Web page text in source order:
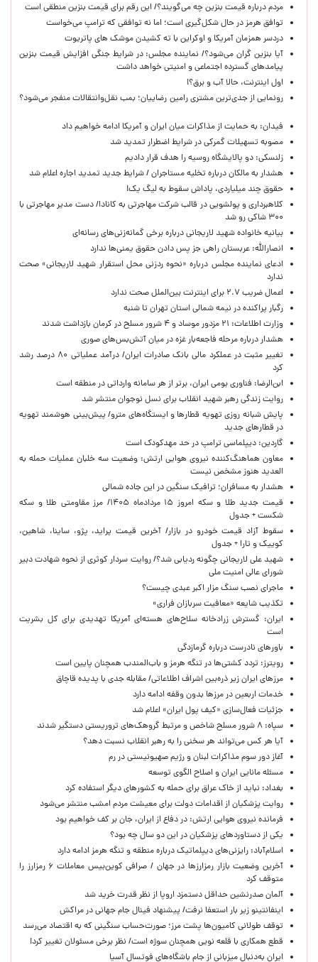
مردم درباره قیمت بنزین چه می‌گویند؟/ این رقم برای قیمت بنزین منطقی است
توافق هرمز در حال شکل‌گیری است؛ اما نه توافقی که ترامپ می‌خواست
دردسر همزمان آمریکا و اوکراین با ته کشیدن موشک های پاتریوت
آیا بنزین گران می‌شود؟/ نماینده مجلس: در شرایط جنگی افزایش قیمت بنزین
پیامدهای گسترده اجتماعی و امنیتی خواهد داشت
اول اینترنت، حالا آب و برق؟!
رونمایی از جدی‌ترین مشتری رامین رضاییان؛ بمب نقل‌وانتقالات منفجر می‌شود؟
فیدان: به حمایت از مذاکرات میان ایران و آمریکا ادامه خواهیم داد
مصوبه تسهیلات گمرکی در شرایط اضطرار تمدید شد
زلنسکی: دو پالایشگاه روسیه را هدف قرار دادیم
هشدار به مالکان درباره تخلیه مستاجران / شرایط جدید تمدید اجاره اعلام شد
حقوق چند میلیاردی، پاداش سقوط به لیگ یک!
کلاهبرداری و پولشویی در قالب شرکت مهاجرتی به کانادا/ دست مدیر مهاجرتی با
۳۰۰ شاکی رو شد
بیانیه خانواده شهید لاریجانی درباره برخی گمانه‌زنی‌های رسانه‌ای
انصارالله: عربستان راهی جز پس دادن حقوق یمنی‌ها ندارد
ادعای نماینده مجلس درباره «نحوه ردزنی محل استقرار شهید لاریجانی» صحت
ندارد
اعمال ضریب ۲.۷ برای اینترنت بین‌الملل صحت ندارد
رگبار پراکنده در نیمه شمالی استان تهران تا شنبه
وزارت اطلاعات: ۲۱ مزدور موساد و ۴ شرور مسلح در کرمان بازداشت شدند
هشدار درباره مرحله فاجعه‌بار غزه در میان آتش‌بس‌های صوری
تغییر مثبت در عملکرد مالی بانک صادرات ایران/ درآمد عملیاتی ۸۰ درصد رشد
کرد
ابن‌الرضا: فناوری بومی ایران، برتر از هر سامانه وارداتی در منطقه است
روایت زندگی رهبر شهید انقلاب برای نسل نوجوان منتشر شد
پایش شبانه روزی تهویه قطارها و ایستگاه‌های مترو/ پیش‌بینی هوشمند تهویه
در قطارهای جدید
گاردین: دیپلماسی ترامپ در حد مهدکودک است
معاون هماهنگ‌کننده نیروی هوایی ارتش: وضعیت سه خلبان عملیات حمله به
العدید هنوز مشخص نیست
هشدار به مسافران؛ ترافیک سنگین در این جاده شمالی
قیمت جدید طلا و سکه امروز ۱۵ مردادماه ۱۴۰۵/ مرز مقاومتی طلا و سکه
شکست + جدول
سقوط آزاد قیمت خودرو در بازار/ آخرین قیمت پراید، پژو، ساینا، شاهین،
کوییک و تارا + جدول
شهید علی لاریجانی چگونه ردیابی شد؟/ روایت سردار کوثری از نحوه شهادت دبیر
شورای عالی امنیت ملی
ماجرای نصب سنگ مزار اکبر عبدی چیست؟
تکذیب شایعه «معافیت سربازان فراری»
ایران: گسترش زرادخانه سلاح‌های هسته‌ای آمریکا تهدیدی برای کل بشریت
است
باورهای نادرست درباره گرمازدگی
رویترز: تردد کشتی‌ها در تنگه هرمز و باب‌المندب همچنان پایین است
مرزهای ایران زیر ذره‌بین اشراف اطلاعاتی/ مقابله جدی با پدیده قاچاق
خدمات اربعین در مرزها بدون وقفه ادامه دارد
جزئیات فعال‌سازی «کیف پول ایران» اعلام شد
سپاه: ۸ شرور مسلح شاخص و مرتبط گروهک‌های تروریستی دستگیر شدند
آیا هر کس می‌تواند هر سخنی را به رهبر انقلاب نسبت دهد؟
آغاز دور سوم مذاکرات لبنان و رژیم صهیونیستی در رم
مسئله مانایی ایران و اصلاح الگوی توسعه
بغداد: نباید از خاک عراق برای حمله به کشورهای دیگر استفاده کرد
روایت پزشکیان از اقدامات دولت برای معیشت مردم امشب منتشر می‌شود
فرمانده نیروی هوایی ارتش: در دفاع از ایران، جان بر کف خواهیم بود
یکی از دستاوردهای پزشکیان در این دو سال چه بود؟
اسلام‌آباد: رایزنی‌های دیپلماتیک درباره منطقه و تنگه هرمز ادامه دارد
آخرین وضعیت بازار رمزارزها در جهان / صرافی کوین‌بیس معاملات ۶ رمزارز را
متوقف کرد
آلمان صدرنشین حداقل دستمزد اروپا از نظر قدرت خرید شد
اینفانتینو زیر بار استعفا نرفت/ پیشنهاد فینال جام جهانی در مراکش
توقف طولانی کامیون‌ها پشت مرز؛ صورت‌حساب سنگینی که به اقتصاد می‌رسد
قطع همکاری با قلعه نویی همچنان سوژه است/ نظر برخی مسئولان تغییر کرد!
ایران به‌دنبال میزبانی از جام باشگاه‌های فوتسال آسیا